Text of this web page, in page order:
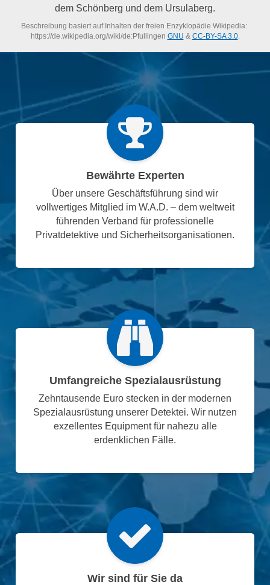
dem Schönberg und dem Ursulaberg.
Beschreibung basiert auf Inhalten der freien Enzyklopädie Wikipedia:
https://de.wikipedia.org/wiki/de:Pfullingen GNU & CC-BY-SA 3.0.
Bewährte Experten
Über unsere Geschäftsführung sind wir
vollwertiges Mitglied im W.A.D. – dem weltweit
führenden Verband für professionelle
Privatdetektive und Sicherheitsorganisationen.
Umfangreiche Spezialausrüstung
Zehntausende Euro stecken in der modernen
Spezialausrüstung unserer Detektei. Wir nutzen
exzellentes Equipment für nahezu alle
erdenklichen Fälle.
Wir sind für Sie da